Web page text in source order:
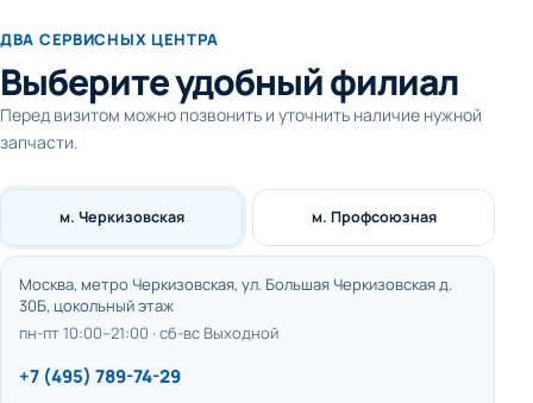
ДВА СЕРВИСНЫХ ЦЕНТРА
Выберите удобный филиал
Перед визитом можно позвонить и уточнить наличие нужной
запчасти.
м. Черкизовская
Москва, метро Черкизовская, ул. Большая Черкизовская д.
30Б, цокольный этаж
пн-пт 10:00–21:00 · сб-вс Выходной
+7 (495) 789-74-29
м. Профсоюзная